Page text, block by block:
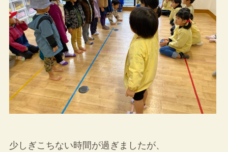
少しぎこちない時間が過ぎましたが、